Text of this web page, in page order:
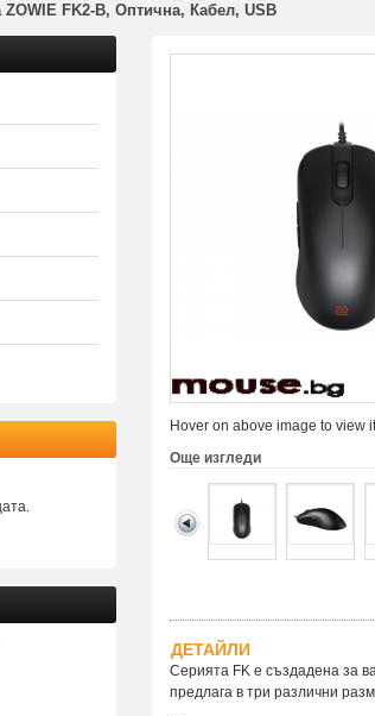
FK2-B, Оптична, Кабел, USB
Hover on above image to view
Още изгледи
ДЕТАЙЛИ
Серията FK е създадена за
предлага в три различни